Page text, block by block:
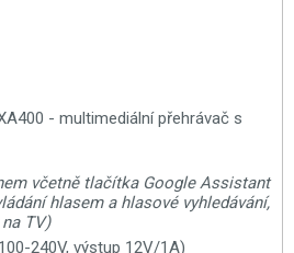
- multimediální přehrávač s
včetně tlačítka Google Assistant
hlasem a hlasové vyhledávání,
TV)
240V, výstup 12V/1A)